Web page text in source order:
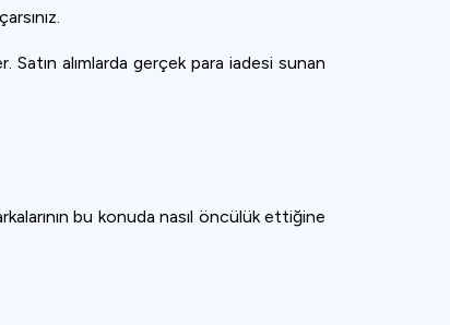
alımlarda gerçek para iadesi sunan
bu konuda nasıl öncülük ettiğine